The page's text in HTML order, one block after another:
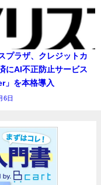
プラザ、クレジットカ
にAI不正防止サービス
」を本格導入
6日